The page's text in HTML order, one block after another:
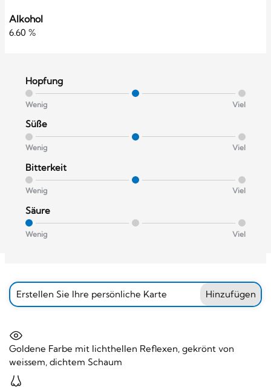
Alkohol
6.60 %
Hopfung
Wenig Viel
Süße
Wenig Viel
Bitterkeit
Wenig Viel
Säure
Wenig Viel
Erstellen Sie Ihre persönliche Karte Hinzufügen
Goldene Farbe mit lichthellen Reflexen, gekrönt von
weissem, dichtem Schaum